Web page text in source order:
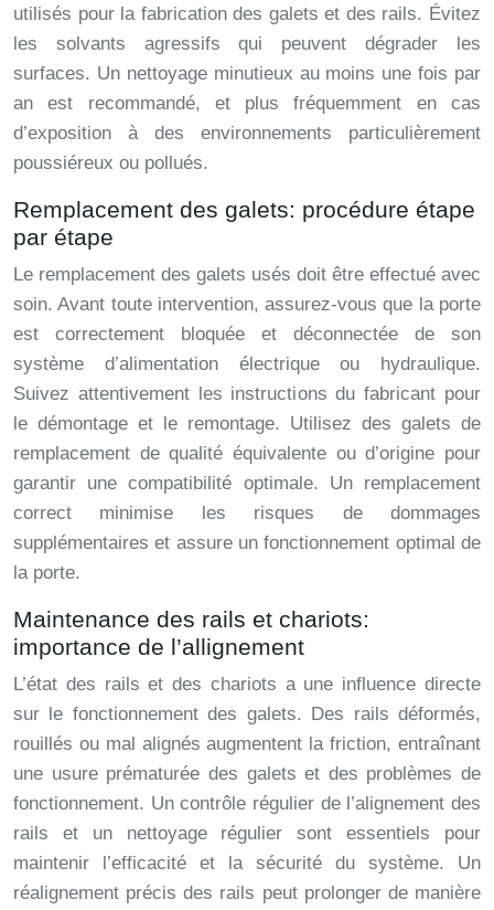
utilisés pour la fabrication des galets et des rails. Évitez
les solvants agressifs qui peuvent dégrader les
surfaces. Un nettoyage minutieux au moins une fois par
an est recommandé, et plus fréquemment en cas
d’exposition à des environnements particulièrement
poussiéreux ou pollués.
Remplacement des galets: procédure étape
par étape
Le remplacement des galets usés doit être effectué avec
soin. Avant toute intervention, assurez-vous que la porte
est correctement bloquée et déconnectée de son
système d’alimentation électrique ou hydraulique.
Suivez attentivement les instructions du fabricant pour
le démontage et le remontage. Utilisez des galets de
remplacement de qualité équivalente ou d’origine pour
garantir une compatibilité optimale. Un remplacement
correct minimise les risques de dommages
supplémentaires et assure un fonctionnement optimal de
la porte.
Maintenance des rails et chariots:
importance de l’allignement
L’état des rails et des chariots a une influence directe
sur le fonctionnement des galets. Des rails déformés,
rouillés ou mal alignés augmentent la friction, entraînant
une usure prématurée des galets et des problèmes de
fonctionnement. Un contrôle régulier de l’alignement des
rails et un nettoyage régulier sont essentiels pour
maintenir l’efficacité et la sécurité du système. Un
réalignement précis des rails peut prolonger de manière